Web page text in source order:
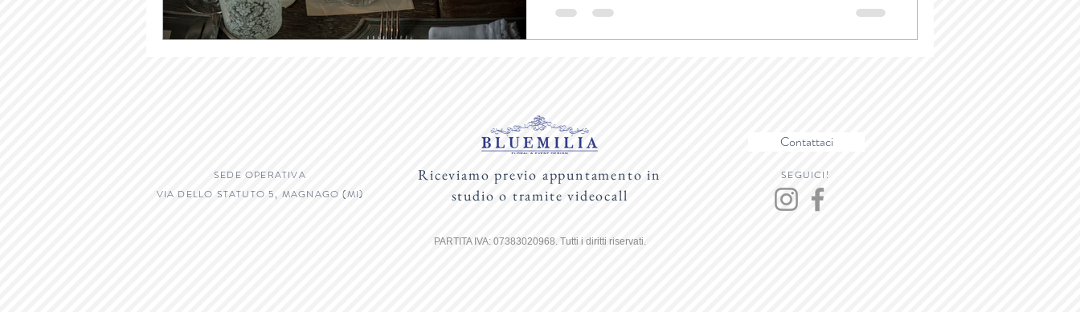
SEDE OPERATIVA
VIA DELLO STATUTO 5, MAGNAGO (MI)
Riceviamo previo appuntamento in
studio o tramite videocall
Contattaci
SEGUICI!
PARTITA IVA: 07383020968. Tutti i diritti riservati.